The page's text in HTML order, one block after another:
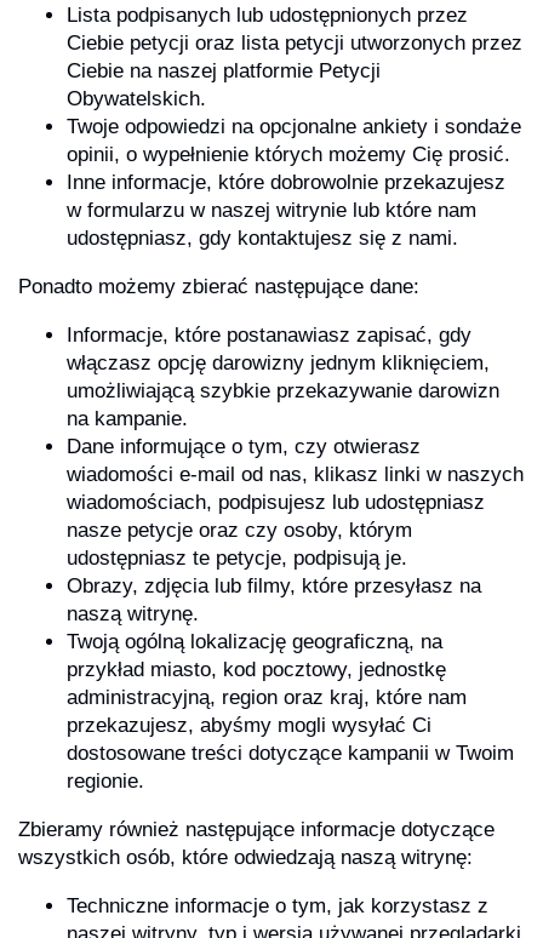
Lista podpisanych lub udostępnionych przez
Ciebie petycji oraz lista petycji utworzonych przez
Ciebie na naszej platformie Petycji
Obywatelskich.
Twoje odpowiedzi na opcjonalne ankiety i sondaże
opinii, o wypełnienie których możemy Cię prosić.
Inne informacje, które dobrowolnie przekazujesz
w formularzu w naszej witrynie lub które nam
udostępniasz, gdy kontaktujesz się z nami.
Ponadto możemy zbierać następujące dane:
Informacje, które postanawiasz zapisać, gdy
włączasz opcję darowizny jednym kliknięciem,
umożliwiającą szybkie przekazywanie darowizn
na kampanie.
Dane informujące o tym, czy otwierasz
wiadomości e-mail od nas, klikasz linki w naszych
wiadomościach, podpisujesz lub udostępniasz
nasze petycje oraz czy osoby, którym
udostępniasz te petycje, podpisują je.
Obrazy, zdjęcia lub filmy, które przesyłasz na
naszą witrynę.
Twoją ogólną lokalizację geograficzną, na
przykład miasto, kod pocztowy, jednostkę
administracyjną, region oraz kraj, które nam
przekazujesz, abyśmy mogli wysyłać Ci
dostosowane treści dotyczące kampanii w Twoim
regionie.
Zbieramy również następujące informacje dotyczące
wszystkich osób, które odwiedzają naszą witrynę:
Techniczne informacje o tym, jak korzystasz z
naszej witryny, typ i wersja używanej przeglądarki